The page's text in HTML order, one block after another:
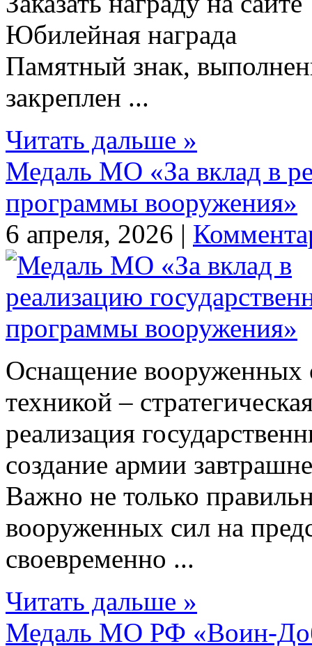
Юбилейная награда
Памятный знак,
закреплен ...
Читать дальше »
Медаль МО «За вклад в
программы вооружения»
6 апреля, 2026 |
Оснащение
техникой –
реализация
создание армии
Важно не только
вооруженных сил на
своевременно ...
Читать дальше »
Медаль МО РФ «Воин-